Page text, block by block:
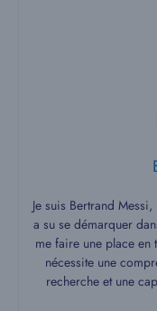
Je suis Bertrand
a su se démarquer
me faire une place en
nécessite une
recherche et une